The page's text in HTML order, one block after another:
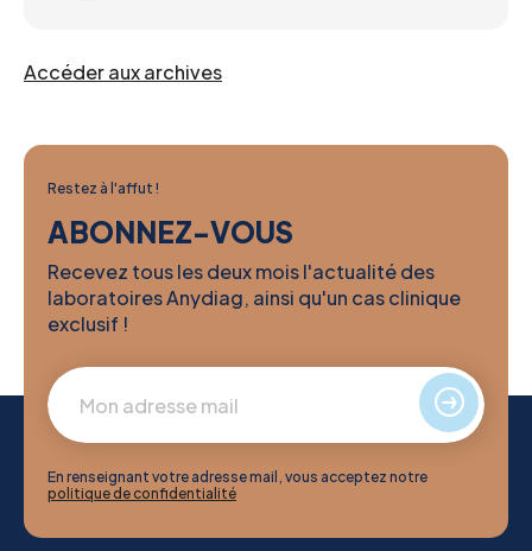
Accéder aux archives
Restez à l'affut !
ABONNEZ-VOUS
Recevez tous les deux mois l'actualité des
laboratoires Anydiag, ainsi qu'un cas clinique
exclusif !
En renseignant votre adresse mail, vous acceptez notre
politique de confidentialité